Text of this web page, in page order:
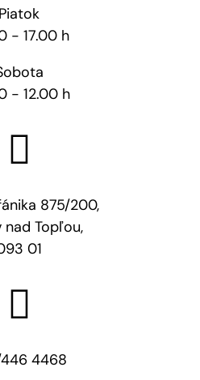
Piatok
- 17.00 h
- 12.00 h

875/200,
nad Topľou,
01

4468